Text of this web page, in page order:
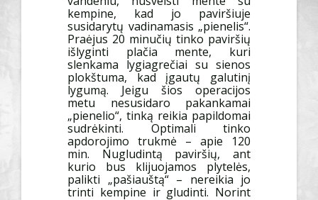
kempine, kad jo paviršiuje
susidarytų vadinamasis „pienelis“.
Praėjus 20 minučių tinko paviršių
išlyginti plačia mente, kuri
slenkama lygiagrečiai su sienos
plokštuma, kad įgautų galutinį
lygumą. Jeigu šios operacijos
metu nesusidaro pakankamai
„pienelio“, tinką reikia papildomai
sudrėkinti. Optimali tinko
apdorojimo trukmė – apie 120
min. Nugludintą paviršių, ant
kurio bus klijuojamos plytelės,
palikti „pašiauštą“ – nereikia jo
trinti kempine ir gludinti. Norint